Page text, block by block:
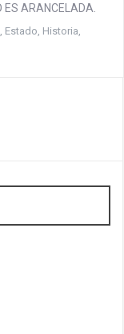
ARANCELADA.
Estado Historia